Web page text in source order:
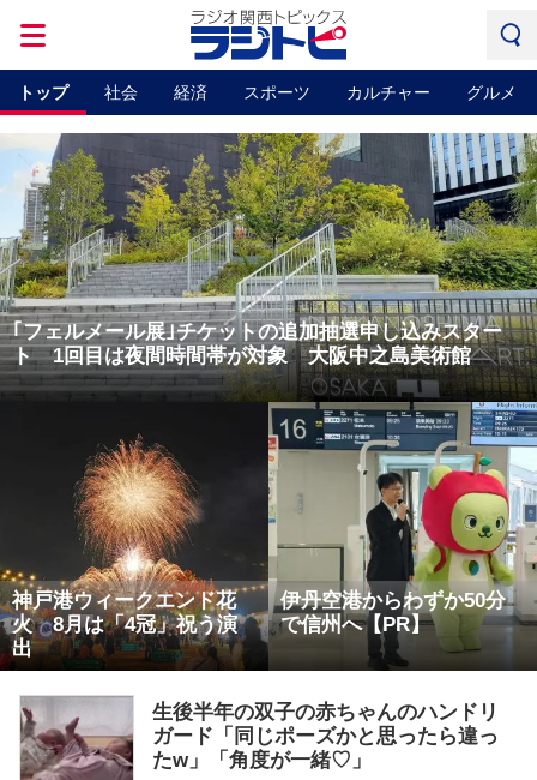
トップ 社会 経済 スポーツ カルチャー グルメ
｢フェルメール展｣チケットの追加抽選申し込みスター
ト 1回目は夜間時間帯が対象 大阪中之島美術館
神戸港ウィークエンド花
火 8月は「4冠」祝う演
出
伊丹空港からわずか50分
で信州へ【PR】
生後半年の双子の赤ちゃんのハンドリ
ガード「同じポーズかと思ったら違っ
たw」「角度が一緒♡」